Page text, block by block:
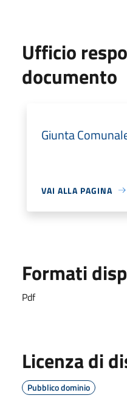
Ufficio
documento
Giunta
VAI ALLA PAGINA
Formati
Pdf
Licenza di
Pubblico dominio